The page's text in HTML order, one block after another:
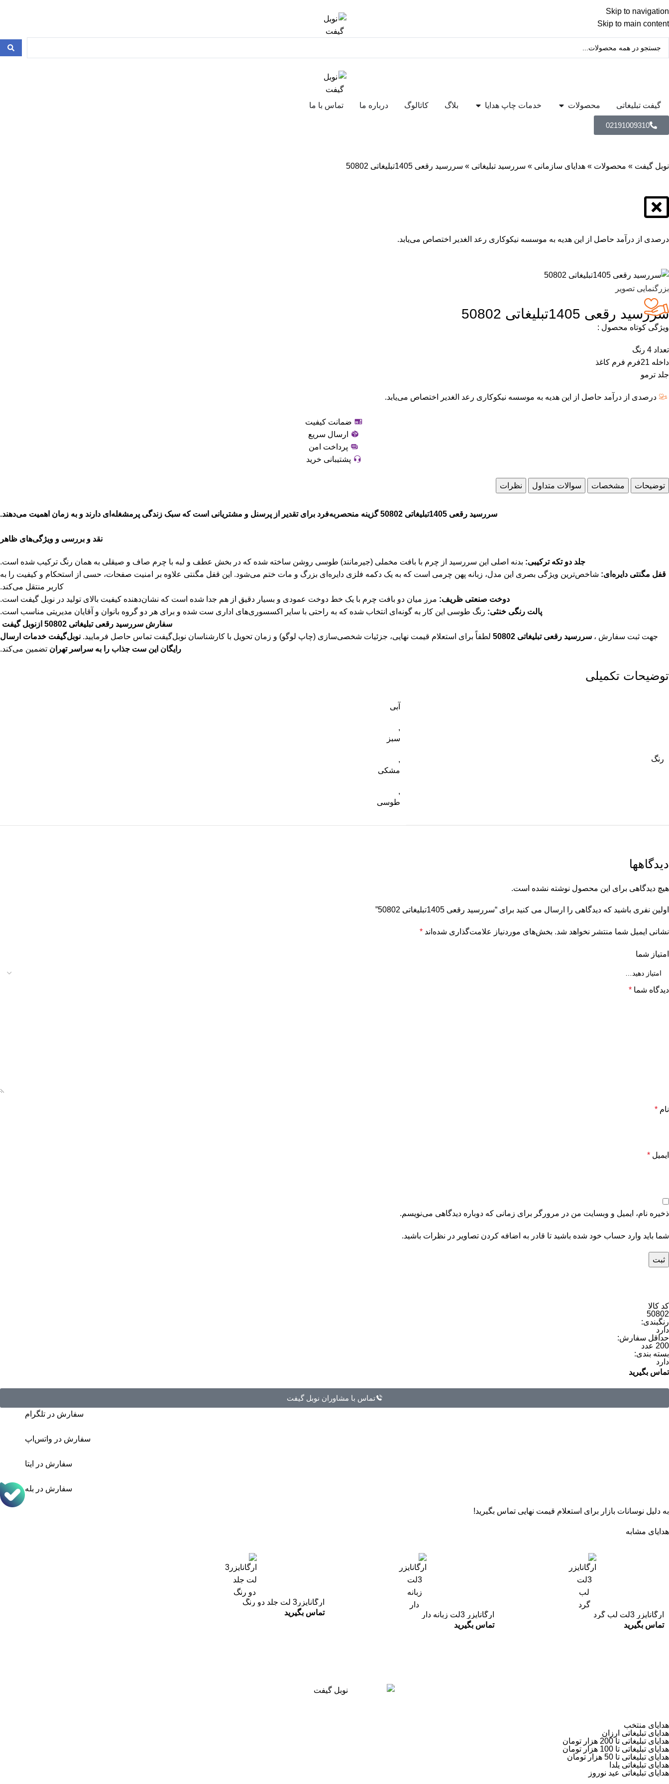
Skip to navigation
Skip to main content
گیفت تبلیغاتی محصولات خدمات چاپ هدایا بلاگ کاتالوگ درباره ما تماس با ما
02191009310
نوبل گیفت » محصولات » هدایای سازمانی » سررسید تبلیغاتی » سررسید رقعی 1405تبلیغاتی 50802
درصدی از درآمد حاصل از این هدیه به موسسه نیکوکاری رعد الغدیر اختصاص می‌یابد.
بزرگنمایی تصویر
سررسید رقعی 1405تبلیغاتی 50802
ویژگی کوتاه محصول :
تعداد 4 رنگ
داخله 21فرم فرم کاغذ
جلد ترمو
درصدی از درآمد حاصل از این هدیه به موسسه نیکوکاری رعد الغدیر اختصاص می‌یابد.
ضمانت کیفیت
ارسال سریع
پرداخت امن
پشتیبانی خرید
توضیحات مشخصات سوالات متداول نظرات
سررسید رقعی 1405تبلیغاتی 50802 گزینه منحصربه‌فرد برای تقدیر از پرسنل و مشتریانی است که سبک زندگی پرمشغله‌ای دارند و به زمان اهمیت می‌دهند.
نقد و بررسی و ویژگی‌های ظاهر
جلد دو تکه ترکیبی: بدنه اصلی این سررسید از چرم با بافت مخملی (جیرمانند) طوسی روشن ساخته شده که در بخش عطف و لبه با چرم صاف و صیقلی به همان رنگ ترکیب شده است.
قفل مگنتی دایره‌ای: شاخص‌ترین ویژگی بصری این مدل، زبانه پهن چرمی است که به یک دکمه فلزی دایره‌ای بزرگ و مات ختم می‌شود. این قفل مگنتی علاوه بر امنیت صفحات، حسی از استحکام و کیفیت را به
کاربر منتقل می‌کند.
دوخت صنعتی ظریف: مرز میان دو بافت چرم با یک خط دوخت عمودی و بسیار دقیق از هم جدا شده است که نشان‌دهنده کیفیت بالای تولید در نوبل گیفت است.
پالت رنگی خنثی: رنگ طوسی این کار به گونه‌ای انتخاب شده که به راحتی با سایر اکسسوری‌های اداری ست شده و برای هر دو گروه بانوان و آقایان مدیریتی مناسب است.
سفارش سررسید رقعی تبلیغاتی 50802 ازنوبل گیفت
جهت ثبت سفارش ، سررسید رقعی تبلیغاتی 50802 لطفاً برای استعلام قیمت نهایی، جزئیات شخصی‌سازی (چاپ لوگو) و زمان تحویل با کارشناسان نوبل‌گیفت تماس حاصل فرمایید. نوبل‌گیفت خدمات ارسال
رایگان این ست جذاب را به سراسر تهران تضمین می‌کند.
توضیحات تکمیلی
رنگ
آبی
,
سبز
,
مشکی
,
طوسی
دیدگاهها
هیچ دیدگاهی برای این محصول نوشته نشده است.
اولین نفری باشید که دیدگاهی را ارسال می کنید برای “سررسید رقعی 1405تبلیغاتی 50802”
نشانی ایمیل شما منتشر نخواهد شد. بخش‌های موردنیاز علامت‌گذاری شده‌اند *
امتیاز شما
دیدگاه شما *
نام *
ایمیل *
ذخیره نام، ایمیل و وبسایت من در مرورگر برای زمانی که دوباره دیدگاهی می‌نویسم.
شما باید وارد حساب خود شده باشید تا قادر به اضافه کردن تصاویر در نظرات باشید.
کد کالا
50802
رنگبندی:
دارد
حداقل سفارش:
200 عدد
بسته بندی:
دارد
تماس بگیرید
تماس با مشاوران نوبل گیفت
سفارش در تلگرام
سفارش در واتس‌اپ
سفارش در ایتا
سفارش در بله
به دلیل نوسانات بازار برای استعلام قیمت نهایی تماس بگیرید!
هدایای مشابه
ارگانایزر 3لت لب گرد
تماس بگیرید
ارگانایزر 3لت زبانه دار
تماس بگیرید
ارگانایزر3 لت جلد دو رنگ
تماس بگیرید
هدایای منتخب
هدایای تبلیغاتی ارزان
هدایای تبلیغاتی تا 200 هزار تومان
هدایای تبلیغاتی تا 100 هزار تومان
هدایای تبلیغاتی تا 50 هزار تومان
هدایای تبلیغاتی یلدا
هدایای تبلیغاتی عید نوروز